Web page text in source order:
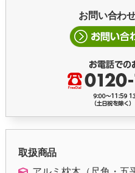
お問い合わ
取扱商品